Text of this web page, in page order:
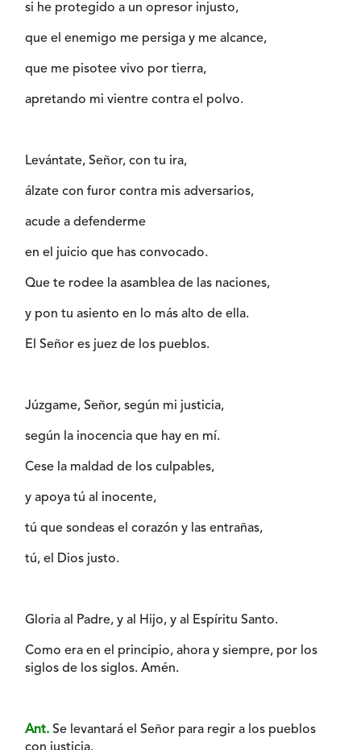
si he protegido a un opresor injusto,
que el enemigo me persiga y me alcance,
que me pisotee vivo por tierra,
apretando mi vientre contra el polvo.
Levántate, Señor, con tu ira,
álzate con furor contra mis adversarios,
acude a defenderme
en el juicio que has convocado.
Que te rodee la asamblea de las naciones,
y pon tu asiento en lo más alto de ella.
El Señor es juez de los pueblos.
Júzgame, Señor, según mi justicia,
según la inocencia que hay en mí.
Cese la maldad de los culpables,
y apoya tú al inocente,
tú que sondeas el corazón y las entrañas,
tú, el Dios justo.
Gloria al Padre, y al Hijo, y al Espíritu Santo.
Como era en el principio, ahora y siempre, por los
siglos de los siglos. Amén.
Ant. Se levantará el Señor para regir a los pueblos